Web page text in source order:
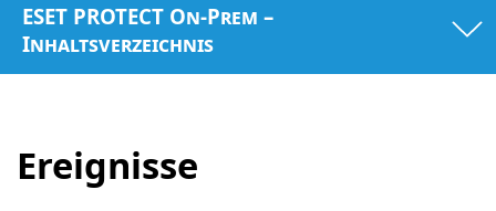
ESET PROTECT On-Prem –
Inhaltsverzeichnis
Ereignisse